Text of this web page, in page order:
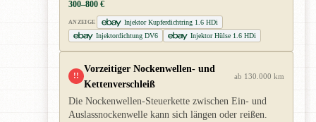
300–800 €
ANZEIGE
Injektor Kupferdichtring 1.6 HDi
Injektordichtung DV6
Injektor Hülse 1.6 HDi
!!
Vorzeitiger Nockenwellen- und
Kettenverschleiß
ab 130.000 km
Die Nockenwellen-Steuerkette zwischen Ein- und
Auslassnockenwelle kann sich längen oder reißen.